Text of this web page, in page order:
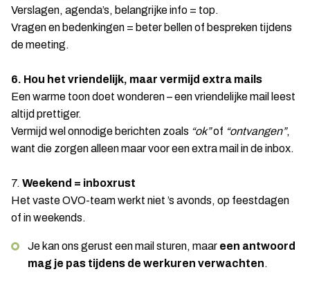
Verslagen, agenda’s, belangrijke info = top.
Vragen en bedenkingen = beter bellen of bespreken tijdens
de meeting.
6. Hou het vriendelijk, maar vermijd extra mails
Een warme toon doet wonderen – een vriendelijke mail leest
altijd prettiger.
Vermijd wel onnodige berichten zoals “ok”of “ontvangen”,
want die zorgen alleen maar voor een extra mail in de inbox.
7. Weekend = inboxrust
Het vaste OVO-team werkt niet ’s avonds, op feestdagen
of in weekends.
Je kan ons gerust een mail sturen, maar een antwoord
mag je pas tijdens de werkuren verwachten.